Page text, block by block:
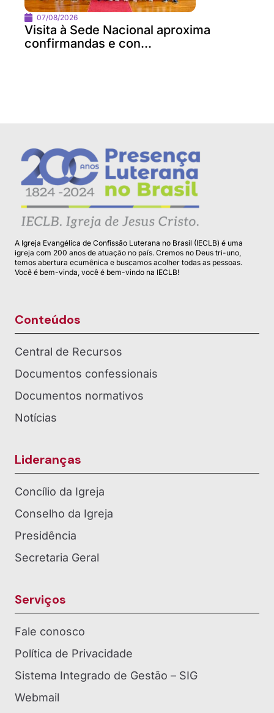
07/08/2026
Visita à Sede Nacional aproxima
confirmandas e con...
A Igreja Evangélica de Confissão Luterana no Brasil (IECLB) é uma
igreja com 200 anos de atuação no país. Cremos no Deus tri-uno,
temos abertura ecumênica e buscamos acolher todas as pessoas.
Você é bem-vinda, você é bem-vindo na IECLB!
Conteúdos
Central de Recursos
Documentos confessionais
Documentos normativos
Notícias
Lideranças
Concílio da Igreja
Conselho da Igreja
Presidência
Secretaria Geral
Serviços
Fale conosco
Política de Privacidade
Sistema Integrado de Gestão – SIG
Webmail